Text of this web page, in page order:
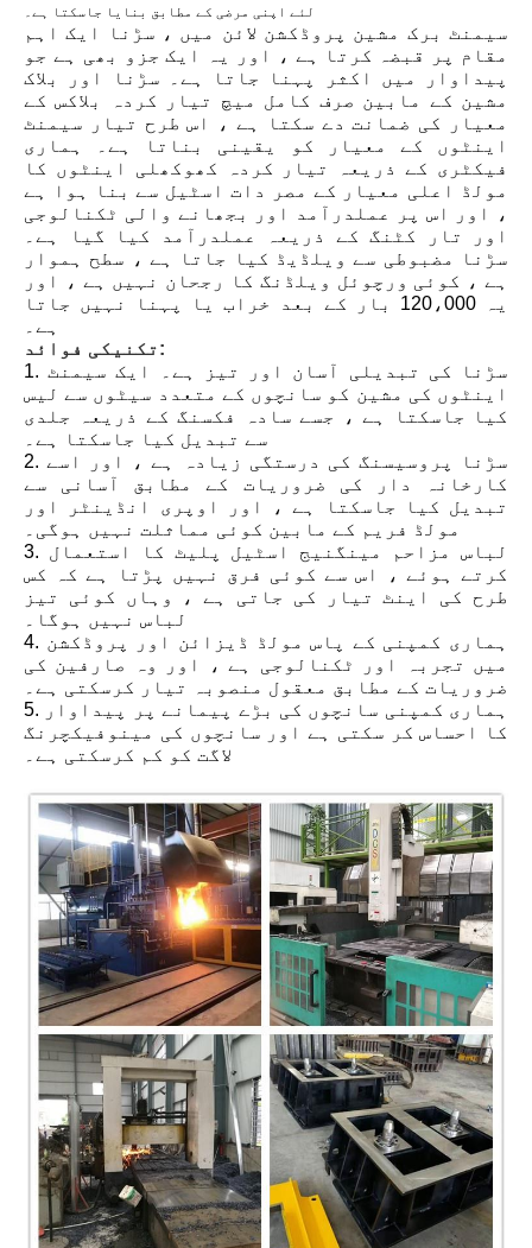
لئے اپنی مرضی کے مطابق بنایا جاسکتا ہے۔
سیمنٹ برک مشین پروڈکشن لائن میں ، سڑنا ایک اہم
مقام پر قبضہ کرتا ہے ، اور یہ ایک جزو بھی ہے جو
پیداوار میں اکثر پہنا جاتا ہے۔ سڑنا اور بلاک
مشین کے مابین صرف کامل میچ تیار کردہ بلاکس کے
معیار کی ضمانت دے سکتا ہے ، اس طرح تیار سیمنٹ
اینٹوں کے معیار کو یقینی بناتا ہے۔ ہماری
فیکٹری کے ذریعہ تیار کردہ کھوکھلی اینٹوں کا
مولڈ اعلی معیار کے مصر دات اسٹیل سے بنا ہوا ہے
، اور اس پر عملدرآمد اور بجھانے والی ٹکنالوجی
اور تار کٹنگ کے ذریعہ عملدرآمد کیا گیا ہے۔
سڑنا مضبوطی سے ویلڈیڈ کیا جاتا ہے ، سطح ہموار
ہے ، کوئی ورچوئل ویلڈنگ کا رجحان نہیں ہے ، اور
یہ 120،000 بار کے بعد خراب یا پہنا نہیں جاتا
ہے۔
تکنیکی فوائد:
1. سڑنا کی تبدیلی آسان اور تیز ہے۔ ایک سیمنٹ
اینٹوں کی مشین کو سانچوں کے متعدد سیٹوں سے لیس
کیا جاسکتا ہے ، جسے سادہ فکسنگ کے ذریعہ جلدی
سے تبدیل کیا جاسکتا ہے۔
2. سڑنا پروسیسنگ کی درستگی زیادہ ہے ، اور اسے
کارخانہ دار کی ضروریات کے مطابق آسانی سے
تبدیل کیا جاسکتا ہے ، اور اوپری انڈینٹر اور
مولڈ فریم کے مابین کوئی مماثلت نہیں ہوگی۔
3. لباس مزاحم مینگنیج اسٹیل پلیٹ کا استعمال
کرتے ہوئے ، اس سے کوئی فرق نہیں پڑتا ہے کہ کس
طرح کی اینٹ تیار کی جاتی ہے ، وہاں کوئی تیز
لباس نہیں ہوگا۔
4. ہماری کمپنی کے پاس مولڈ ڈیزائن اور پروڈکشن
میں تجربہ اور ٹکنالوجی ہے ، اور وہ صارفین کی
ضروریات کے مطابق معقول منصوبہ تیار کرسکتی ہے۔
5. ہماری کمپنی سانچوں کی بڑے پیمانے پر پیداوار
کا احساس کر سکتی ہے اور سانچوں کی مینوفیکچرنگ
لاگت کو کم کرسکتی ہے۔